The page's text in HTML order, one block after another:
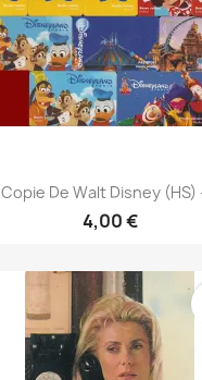
Copie De Walt Disney (HS)
4,00 €